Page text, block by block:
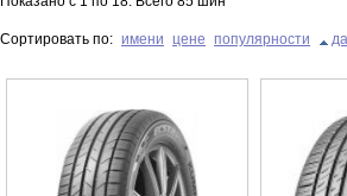
Сортировать по: имени цене популярности